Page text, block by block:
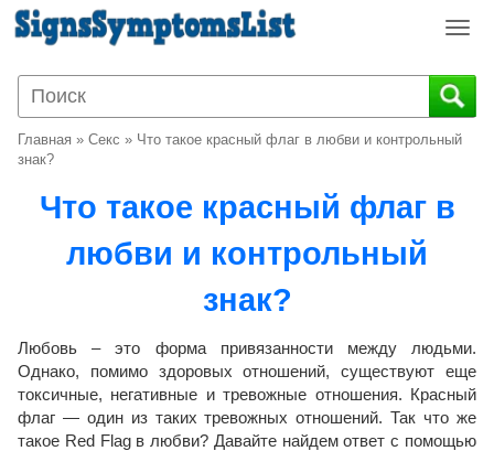
T
g
g
i
o
n
Главная » Секс » Что такое красный флаг в любви и контрольный
знак?
Что такое красный флаг в
любви и контрольный
знак?
Любовь – это форма привязанности между людьми.
Однако, помимо здоровых отношений, существуют еще
токсичные, негативные и тревожные отношения. Красный
флаг — один из таких тревожных отношений. Так что же
такое Red Flag в любви? Давайте найдем ответ с помощью